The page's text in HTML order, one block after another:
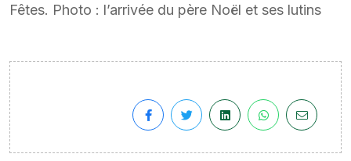
Fêtes. Photo : l’arrivée du père Noël et ses lutins